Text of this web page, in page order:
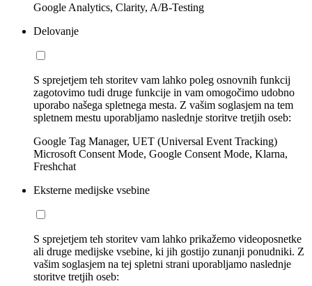
Google Analytics, Clarity, A/B-Testing
Delovanje
S sprejetjem teh storitev vam lahko poleg osnovnih funkcij
zagotovimo tudi druge funkcije in vam omogočimo udobno
uporabo našega spletnega mesta. Z vašim soglasjem na tem
spletnem mestu uporabljamo naslednje storitve tretjih oseb:
Google Tag Manager, UET (Universal Event Tracking)
Microsoft Consent Mode, Google Consent Mode, Klarna,
Freshchat
Eksterne medijske vsebine
S sprejetjem teh storitev vam lahko prikažemo videoposnetke
ali druge medijske vsebine, ki jih gostijo zunanji ponudniki. Z
vašim soglasjem na tej spletni strani uporabljamo naslednje
storitve tretjih oseb: